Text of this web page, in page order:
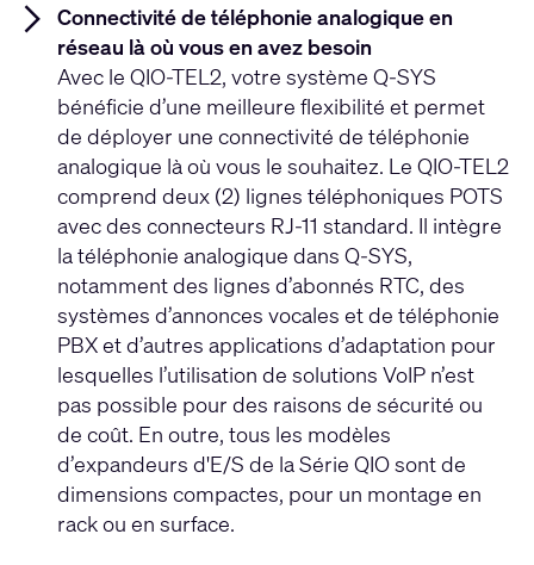
Connectivité de téléphonie analogique en
réseau là où vous en avez besoin
Avec le QIO-TEL2, votre système Q-SYS
bénéficie d’une meilleure flexibilité et permet
de déployer une connectivité de téléphonie
analogique là où vous le souhaitez. Le QIO-TEL2
comprend deux (2) lignes téléphoniques POTS
avec des connecteurs RJ-11 standard. Il intègre
la téléphonie analogique dans Q-SYS,
notamment des lignes d’abonnés RTC, des
systèmes d’annonces vocales et de téléphonie
PBX et d’autres applications d’adaptation pour
lesquelles l’utilisation de solutions VoIP n’est
pas possible pour des raisons de sécurité ou
de coût. En outre, tous les modèles
d’expandeurs d'E/S de la Série QIO sont de
dimensions compactes, pour un montage en
rack ou en surface.